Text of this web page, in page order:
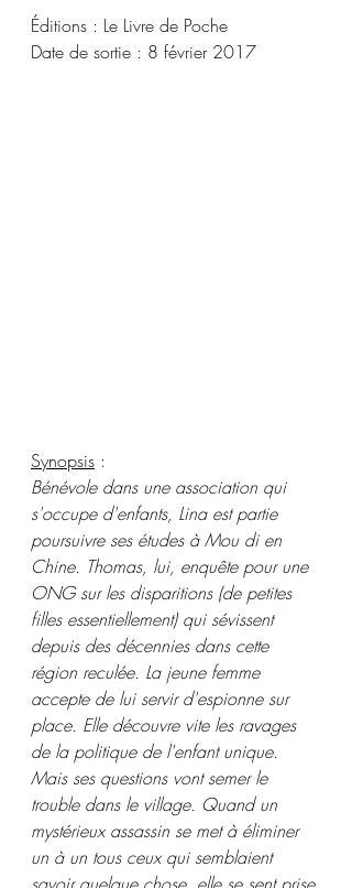
Éditions : Le Livre de Poche
Date de sortie : 8 février 2017
Synopsis :
Bénévole dans une association qui
s'occupe d'enfants, Lina est partie
poursuivre ses études à Mou di en
Chine. Thomas, lui, enquête pour une
ONG sur les disparitions (de petites
filles essentiellement) qui sévissent
depuis des décennies dans cette
région reculée. La jeune femme
accepte de lui servir d'espionne sur
place. Elle découvre vite les ravages
de la politique de l'enfant unique.
Mais ses questions vont semer le
trouble dans le village. Quand un
mystérieux assassin se met à éliminer
un à un tous ceux qui semblaient